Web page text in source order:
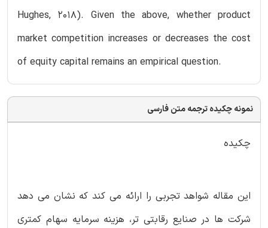
Hughes, 2018). Given the above, whether product
market competition increases or decreases the cost
of equity capital remains an empirical question.
نمونه چکیده ترجمه متن فارسی
چکیده
این مقاله شواهد تجربی را ارائه می کند که نشان می دهد
شرکت ها در صنایع رقابتی تر، هزینه سرمایه سهام کمتری